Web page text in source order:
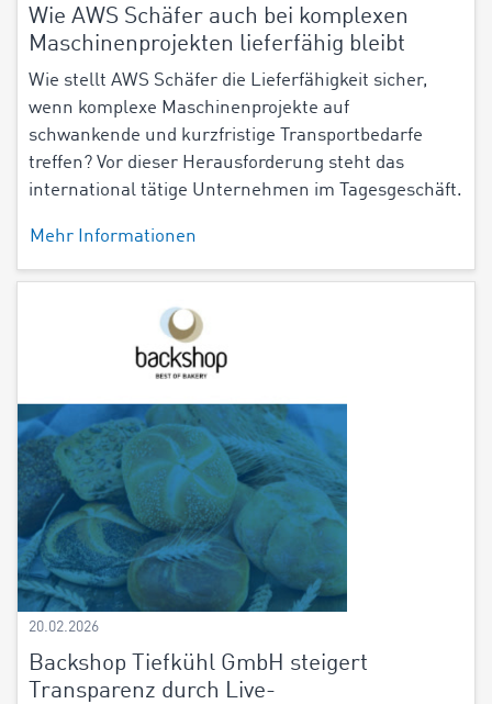
Wie AWS Schäfer auch bei komplexen
Maschinenprojekten lieferfähig bleibt
Wie stellt AWS Schäfer die Lieferfähigkeit sicher,
wenn komplexe Maschinenprojekte auf
schwankende und kurzfristige Transportbedarfe
treffen? Vor dieser Herausforderung steht das
international tätige Unternehmen im Tagesgeschäft.
Mehr Informationen
20.02.2026
Backshop Tiefkühl GmbH steigert
Transparenz durch Live-